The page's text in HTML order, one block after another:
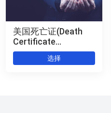
美国死亡证(Death
Certificate
Authentication) 公证
+海牙认证选择